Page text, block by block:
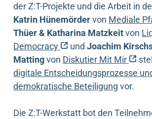
der Z:T-Projekte und die Arbeit in
Katrin Hünemördervon Mediale
Thüer & Katharina Matzkeitvon
Democracy
(externer Link)
und Joachim
Mattingvon Diskutier Mit Mir
digitale Entscheidungsprozesse
demokratische Beteiligung vor.
Die Z:T-Werkstatt bot den